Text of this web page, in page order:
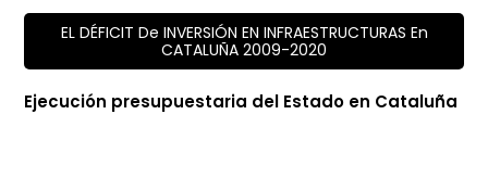
EL DÉFICIT De INVERSIÓN EN INFRAESTRUCTURAS En
CATALUÑA 2009-2020
Ejecución presupuestaria del Estado en Cataluña